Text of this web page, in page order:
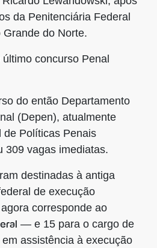
da Penitenciária Federal
do Norte.
concurso Penal
do então Departamento
(Depen), atualmente
de Políticas Penais
309 vagas imediatas.
destinadas à antiga
de execução
corresponde ao
— e 15 para o cargo de
assistência à execução